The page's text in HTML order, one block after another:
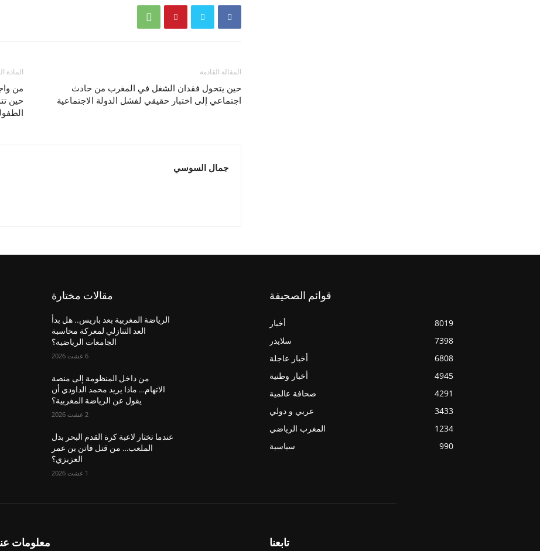
المادة
من
حين
المقالة القادمة
حين يتحول فقدان الشغل في المغرب من حادث
اجتماعي إلى اختبار حقيقي لفشل الدولة الاجتماعية
جمال السوسي
مقالات مختارة
الرياضة المغربية بعد باريس.. هل بدأ
العد التنازلي لمعركة محاسبة
الجامعات الرياضية؟
6 غشت 2026
من داخل المنظومة إلى منصة
الاتهام… ماذا يريد محمد الداودي أن
يقول عن الرياضة المغربية؟
2 غشت 2026
عندما تختار لاعبة كرة القدم البحر بدل
الملعب… من قتل فاتن بن عمر
العزيزي؟
1 غشت 2026
قوائم الصحيفة
أخبار
8019
سلايدر
7398
أخبار عاجلة
6808
أخبار وطنية
4945
صحافة عالمية
4291
عربي و دولي
3433
المغرب الرياضي
1234
سياسية
990
معلومات تابعنا